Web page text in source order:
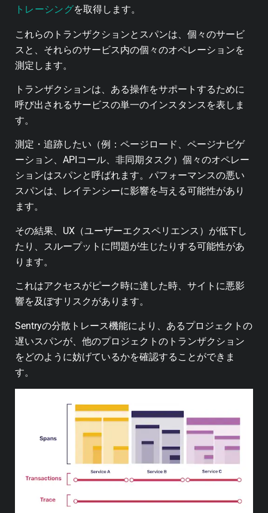
トレーシングを取得します。
これらのトランザクションとスパンは、個々のサービ
スと、それらのサービス内の個々のオペレーションを
測定します。
トランザクションは、ある操作をサポートするために
呼び出されるサービスの単一のインスタンスを表しま
す。
測定・追跡したい（例：ページロード、ページナビゲ
ーション、APIコール、非同期タスク）個々のオペレー
ションはスパンと呼ばれます。パフォーマンスの悪い
スパンは、レイテンシーに影響を与える可能性があり
ます。
その結果、UX（ユーザーエクスペリエンス）が低下し
たり、スループットに問題が生じたりする可能性があ
ります。
これはアクセスがピーク時に達した時、サイトに悪影
響を及ぼすリスクがあります。
Sentryの分散トレース機能により、あるプロジェクトの
遅いスパンが、他のプロジェクトのトランザクション
をどのように妨げているかを確認することができま
す。